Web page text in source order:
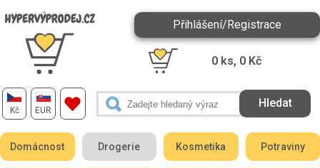
Kč EUR
Přihlášení/Registrace
0 ks, 0 Kč
Domácnost Drogerie Kosmetika Potraviny